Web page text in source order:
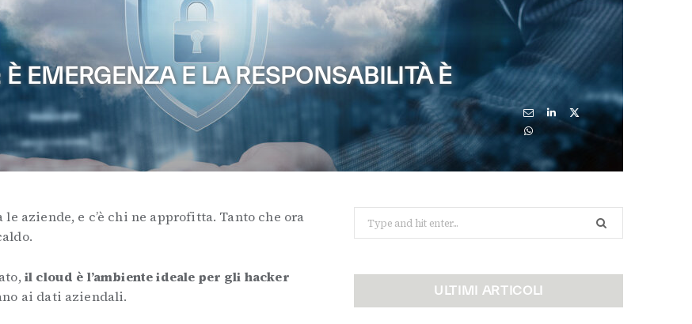
EMERGENZA E LA RESPONSABILITÀ È
aziende, e c’è chi ne approfitta. Tanto che ora
il cloud è l’ambiente ideale per gli hacker
ai dati aziendali.
for:
ULTIMI ARTICOLI